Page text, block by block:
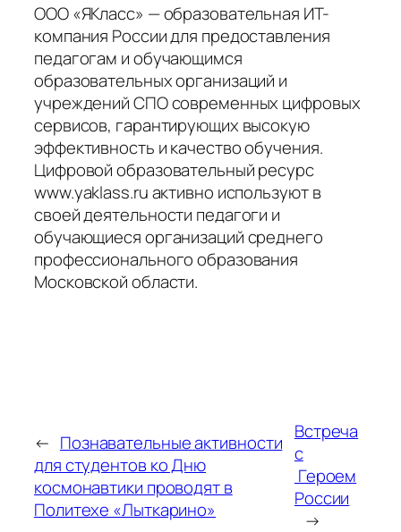
ООО «ЯКласс» — образовательная ИТ-
компания России для предоставления
педагогам и обучающимся
образовательных организаций и
учреждений СПО современных цифровых
сервисов, гарантирующих высокую
эффективность и качество обучения.
Цифровой образовательный ресурс
www.yaklass.ru активно используют в
своей деятельности педагоги и
обучающиеся организаций среднего
профессионального образования
Московской области.
← Познавательные активности
для студентов ко Дню
космонавтики проводят в
Политехе «Лыткарино»
Встреча
с
Героем
России
→